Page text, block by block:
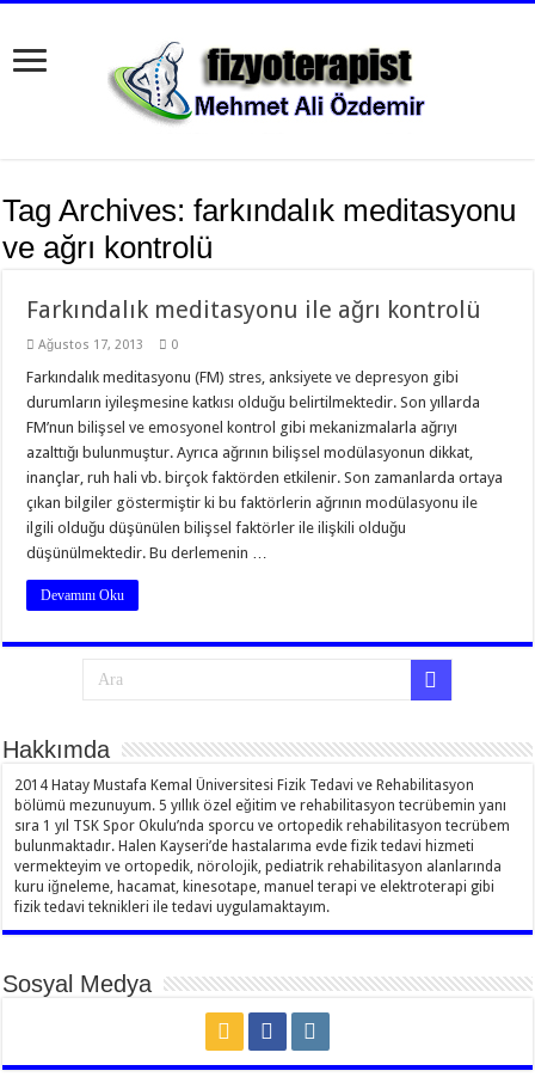
Tag Archives:farkındalık meditasyonu
ve ağrı kontrolü
Farkındalık meditasyonu ile ağrı kontrolü
Ağustos 17, 2013 0
Farkındalık meditasyonu (FM) stres, anksiyete ve depresyon gibi
durumların iyileşmesine katkısı olduğu belirtilmektedir. Son yıllarda
FM’nun bilişsel ve emosyonel kontrol gibi mekanizmalarla ağrıyı
azalttığı bulunmuştur. Ayrıca ağrının bilişsel modülasyonun dikkat,
inançlar, ruh hali vb. birçok faktörden etkilenir. Son zamanlarda ortaya
çıkan bilgiler göstermiştir ki bu faktörlerin ağrının modülasyonu ile
ilgili olduğu düşünülen bilişsel faktörler ile ilişkili olduğu
düşünülmektedir. Bu derlemenin …
Devamını Oku
Hakkımda
2014 Hatay Mustafa Kemal Üniversitesi Fizik Tedavi ve Rehabilitasyon
bölümü mezunuyum. 5 yıllık özel eğitim ve rehabilitasyon tecrübemin yanı
sıra 1 yıl TSK Spor Okulu’nda sporcu ve ortopedik rehabilitasyon tecrübem
bulunmaktadır. Halen Kayseri’de hastalarıma evde fizik tedavi hizmeti
vermekteyim ve ortopedik, nörolojik, pediatrik rehabilitasyon alanlarında
kuru iğneleme, hacamat, kinesotape, manuel terapi ve elektroterapi gibi
fizik tedavi teknikleri ile tedavi uygulamaktayım.
Sosyal Medya